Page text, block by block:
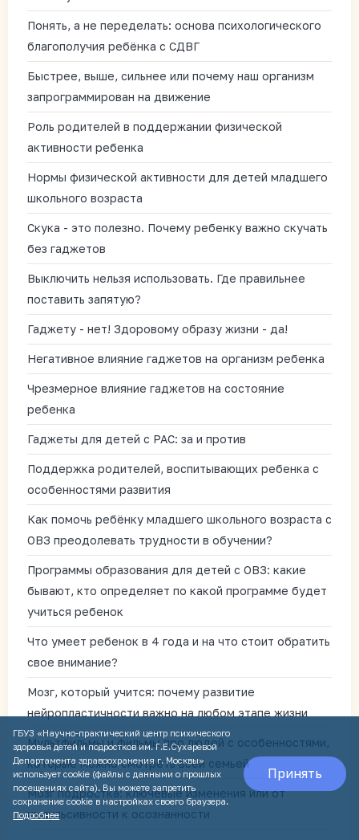
Понять, а не переделать: основа психологического
благополучия ребёнка с СДВГ
Быстрее, выше, сильнее или почему наш организм
запрограммирован на движение
Роль родителей в поддержании физической
активности ребенка
Нормы физической активности для детей младшего
школьного возраста
Скука - это полезно. Почему ребенку важно скучать
без гаджетов
Выключить нельзя использовать. Где правильнее
поставить запятую?
Гаджету - нет! Здоровому образу жизни - да!
Негативное влияние гаджетов на организм ребенка
Чрезмерное влияние гаджетов на состояние
ребенка
Гаджеты для детей с РАС: за и против
Поддержка родителей, воспитывающих ребенка с
особенностями развития
Как помочь ребёнку младшего школьного возраста с
ОВЗ преодолевать трудности в обучении?
Программы образования для детей с ОВЗ: какие
бывают, кто определяет по какой программе будет
учиться ребенок
Что умеет ребенок в 4 года и на что стоит обратить
свое внимание?
Мозг, который учится: почему развитие
нейропластичности важно на любом этапе жизни
Мультфильмы и фильмы про людей с особенностями,
которые можно смотреть всей семьей
Мозг подростка: ключевые изменения или от
импульсивности к осознанности
ГБУЗ «Научно-практический центр психического
здоровья детей и подростков им. Г.Е.Сухаревой
Департамента здравоохранения г. Москвы»
использует cookie (файлы с данными о прошлых
посещениях сайта). Вы можете запретить
сохранение cookie в настройках своего браузера.
Подробнее
Принять